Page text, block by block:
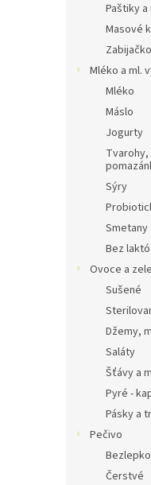
Paštiky
Masové
Mléko a ml.
Mléko
Máslo
Jogurty
Sýry
Smetany
Bez
Ovoce a
Sušené
Džemy,
Saláty
Šťávy a
Pyré -
Pásky a
Pečivo
Čerstvé